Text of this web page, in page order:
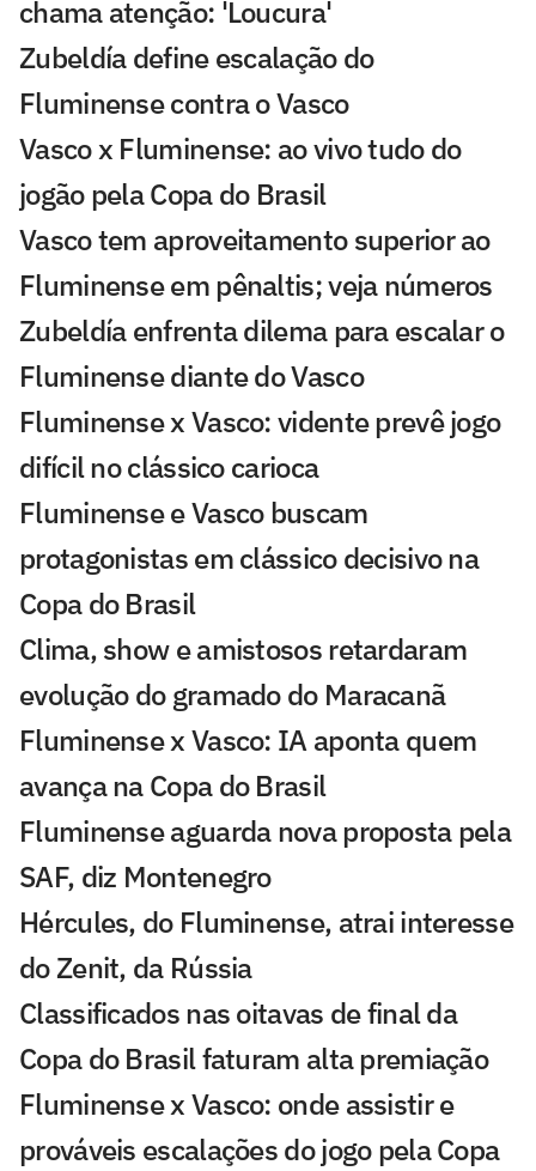
chama atenção: 'Loucura'
Zubeldía define escalação do
Fluminense contra o Vasco
Vasco x Fluminense: ao vivo tudo do
jogão pela Copa do Brasil
Vasco tem aproveitamento superior ao
Fluminense em pênaltis; veja números
Zubeldía enfrenta dilema para escalar o
Fluminense diante do Vasco
Fluminense x Vasco: vidente prevê jogo
difícil no clássico carioca
Fluminense e Vasco buscam
protagonistas em clássico decisivo na
Copa do Brasil
Clima, show e amistosos retardaram
evolução do gramado do Maracanã
Fluminense x Vasco: IA aponta quem
avança na Copa do Brasil
Fluminense aguarda nova proposta pela
SAF, diz Montenegro
Hércules, do Fluminense, atrai interesse
do Zenit, da Rússia
Classificados nas oitavas de final da
Copa do Brasil faturam alta premiação
Fluminense x Vasco: onde assistir e
prováveis escalações do jogo pela Copa